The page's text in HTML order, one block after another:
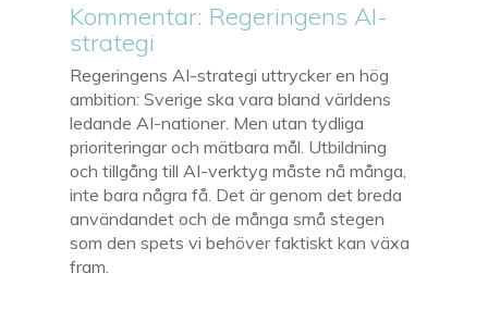
Kommentar: Regeringens AI-
strategi
Regeringens AI-strategi uttrycker en hög
ambition: Sverige ska vara bland världens
ledande AI-nationer. Men utan tydliga
prioriteringar och mätbara mål. Utbildning
och tillgång till AI-verktyg måste nå många,
inte bara några få. Det är genom det breda
användandet och de många små stegen
som den spets vi behöver faktiskt kan växa
fram.